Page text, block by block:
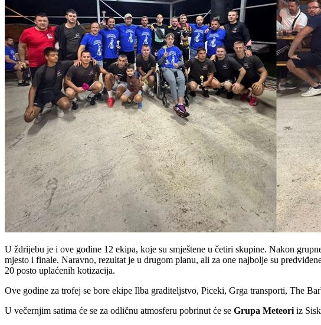
U ždrijebu je i ove godine 12 ekipa, koje su smještene u četiri skupine. Nakon
mjesto i finale. Naravno, rezultat je u drugom planu, ali za one najbolje su
20 posto uplaćenih kotizacija.
Ove godine za trofej se bore ekipe Ilba graditeljstvo, Piceki, Grga transporti, The
U večernjim satima će se za odličnu atmosferu pobrinut će se Grupa Meteori iz